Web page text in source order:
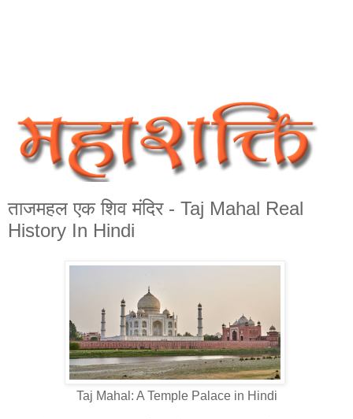
ताजमहल एक शिव मंदिर - Taj Mahal Real
History In Hindi
Taj Mahal: A Temple Palace in Hindi